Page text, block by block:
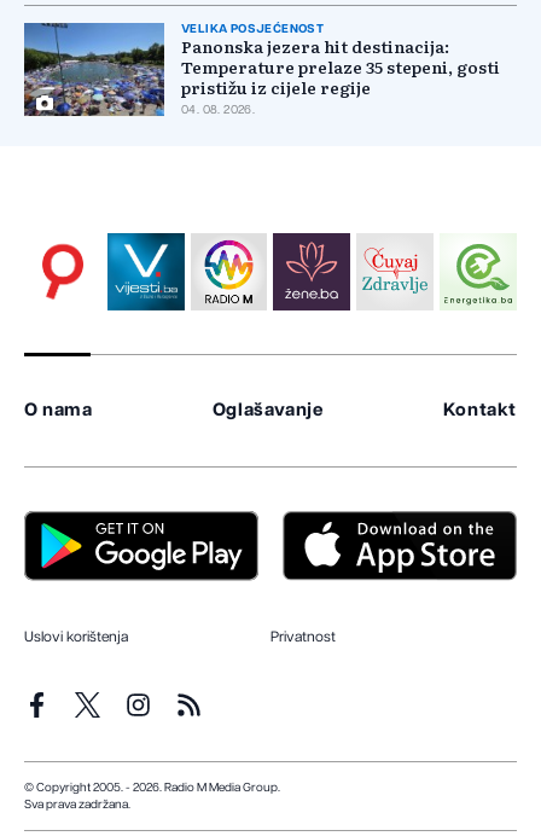
VELIKA POSJEĆENOST
Panonska jezera hit destinacija:
Temperature prelaze 35 stepeni, gosti
pristižu iz cijele regije
04. 08. 2026.
O nama Oglašavanje Kontakt
Uslovi korištenja Privatnost
© Copyright 2005. - 2026. Radio M Media Group.
Sva prava zadržana.